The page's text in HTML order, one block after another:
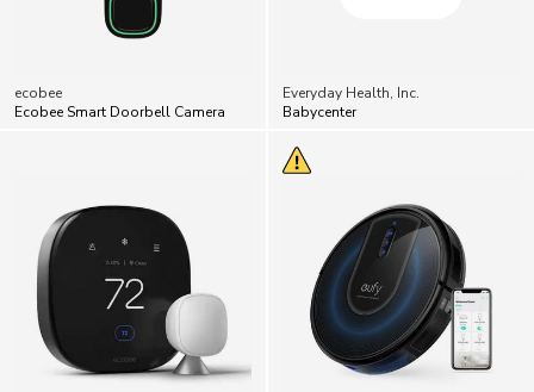
ecobee
Ecobee Smart Doorbell Camera
Everyday Health, Inc.
Babycenter